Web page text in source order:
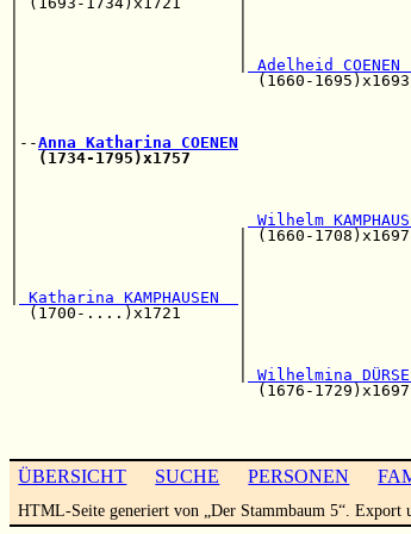
|                       |
|                       |
Adelheid
|
|
|
|--Anna Katharina COENEN
(1734-1795)x1757
|
|
Wilhelm
|                       |
|                       |
|                       |
Katharina KAMPHAUSEN
(1700-
|
|
Wilhelmina
ÜBERSICHT SUCHE PERSONEN
HTML-Seite generiert von „Der Stammbaum 5“.